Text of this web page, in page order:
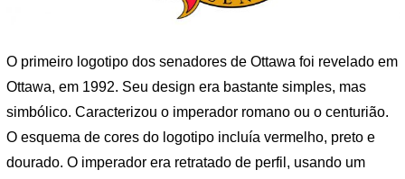
O primeiro logotipo dos senadores de Ottawa foi revelado em
Ottawa, em 1992. Seu design era bastante simples, mas
simbólico. Caracterizou o imperador romano ou o centurião.
O esquema de cores do logotipo incluía vermelho, preto e
dourado. O imperador era retratado de perfil, usando um